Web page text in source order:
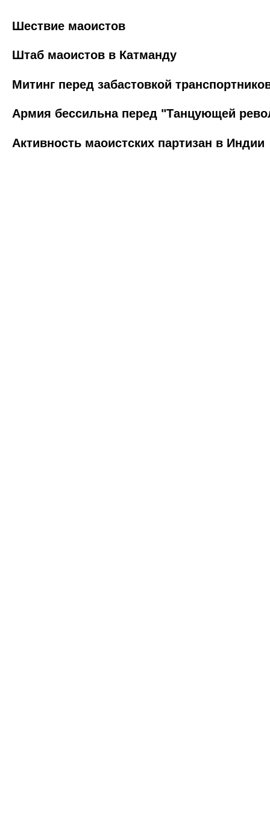
Шествие маоистов
Штаб маоистов в Катманду
Митинг перед забастовкой
Армия бессильна перед "Танцующей
Активность маоистских партизан в Индии